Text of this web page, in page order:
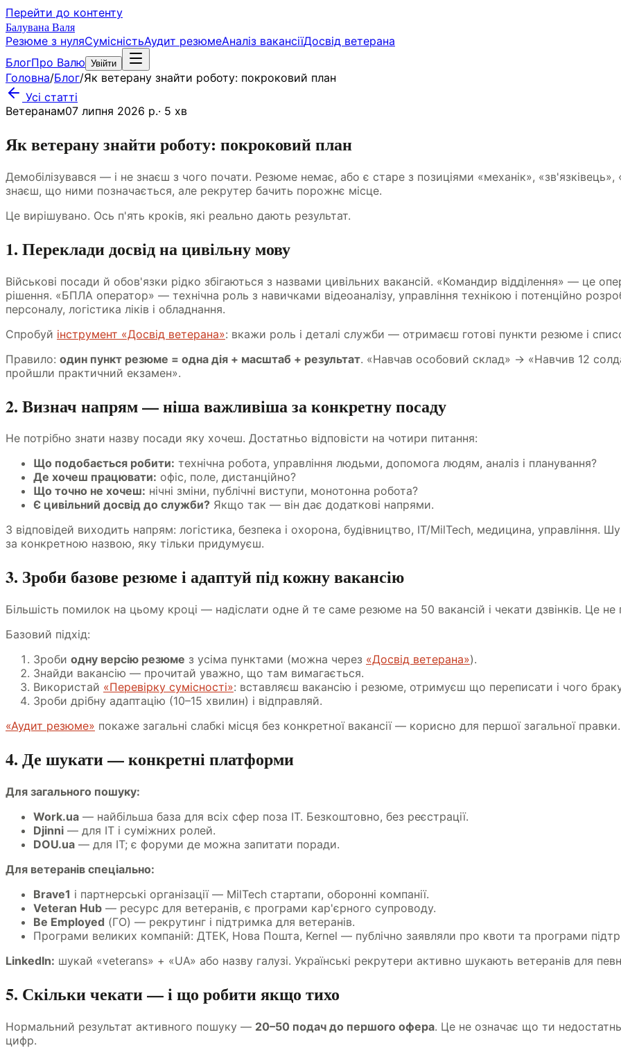
Перейти до контенту
Балувана Валя
Резюме з нуляСумісністьАудит резюмеАналіз вакансіїДосвід ветерана
БлогПро Валю Увійти
Головна/Блог/Як ветерану знайти роботу: покроковий план
Усі статті
Ветеранам07 липня 2026 р.· 5 хв
Як ветерану знайти роботу: покроковий план
Демобілізувався — і не знаєш з чого почати. Резюме немає, або є старе з позиціями «механік»,
знаєш, що ними позначається, але рекрутер бачить порожнє місце.
Це вирішувано. Ось п'ять кроків, які реально дають результат.
1. Переклади досвід на цивільну мову
Військові посади й обов'язки рідко збігаються з назвами цивільних вакансій. «Командир відділення» — це
рішення. «БПЛА оператор» — технічна роль з навичками відеоаналізу, управління технікою і потенційно
персоналу, логістика ліків і обладнання.
Спробуй інструмент «Досвід ветерана»: вкажи роль і деталі служби — отримаєш готові пункти резюме і
Правило: один пункт резюме = одна дія + масштаб + результат. «Навчав особовий склад» → «Навчив 12
пройшли практичний екзамен».
2. Визнач напрям — ніша важливіша за конкретну посаду
Не потрібно знати назву посади яку хочеш. Достатньо відповісти на чотири питання:
Що подобається робити: технічна робота, управління людьми, допомога людям, аналіз і планування?
Де хочеш працювати: офіс, поле, дистанційно?
Що точно не хочеш: нічні зміни, публічні виступи, монотонна робота?
Є цивільний досвід до служби? Якщо так — він дає додаткові напрями.
З відповідей виходить напрям: логістика, безпека і охорона, будівництво, IT/MilTech, медицина, управління.
за конкретною назвою, яку тільки придумуєш.
3. Зроби базове резюме і адаптуй під кожну вакансію
Більшість помилок на цьому кроці — надіслати одне й те саме резюме на 50 вакансій і чекати дзвінків. Це
Базовий підхід:
Зроби одну версію резюме з усіма пунктами (можна через «Досвід ветерана»).
Знайди вакансію — прочитай уважно, що там вимагається.
Використай «Перевірку сумісності»: вставляєш вакансію і резюме, отримуєш що переписати і чого
Зроби дрібну адаптацію (10–15 хвилин) і відправляй.
«Аудит резюме» покаже загальні слабкі місця без конкретної вакансії — корисно для першої загальної правки.
4. Де шукати — конкретні платформи
Для загального пошуку:
Work.ua — найбільша база для всіх сфер поза IT. Безкоштовно, без реєстрації.
Djinni — для IT і суміжних ролей.
DOU.ua — для IT; є форуми де можна запитати поради.
Для ветеранів спеціально:
Brave1 і партнерські організації — MilTech стартапи, оборонні компанії.
Veteran Hub — ресурс для ветеранів, є програми кар'єрного супроводу.
Be Employed (ГО) — рекрутинг і підтримка для ветеранів.
Програми великих компаній: ДТЕК, Нова Пошта, Kernel — публічно заявляли про квоти та програми
LinkedIn: шукай «veterans» + «UA» або назву галузі. Українські рекрутери активно шукають ветеранів для
5. Скільки чекати — і що робити якщо тихо
Нормальний результат активного пошуку — 20–50 подач до першого офера. Це не означає що ти
цифр.